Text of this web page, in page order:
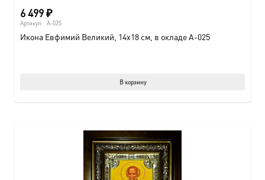
6 499₽
Артикул: A-025
Икона Евфимий Великий, 14х18 см, в окладе A-025
В корзину